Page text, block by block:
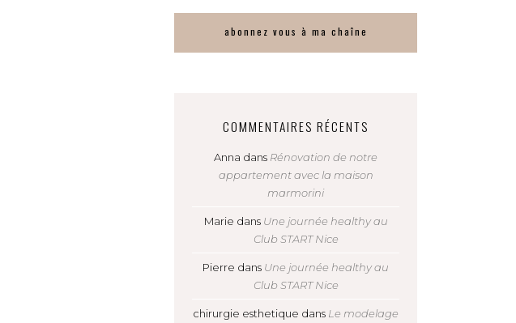
abonnez vous à ma chaîne
COMMENTAIRES RÉCENTS
Anna dans Rénovation de notre
appartement avec la maison
marmorini
Marie dans Une journée healthy au
Club START Nice
Pierre dans Une journée healthy au
Club START Nice
chirurgie esthetique dans Le modelage